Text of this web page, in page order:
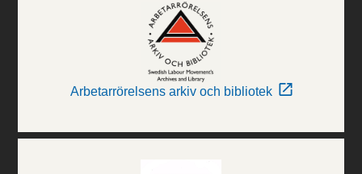
Arbetarrörelsens arkiv och bibliotek